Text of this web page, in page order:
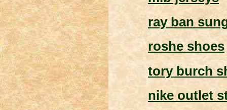
ray ban
roshe shoes
tory burch
nike outlet